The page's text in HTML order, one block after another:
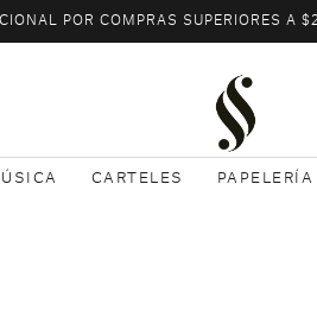
POR COMPRAS SUPERIORES A
CARTELES PAPELERÍA